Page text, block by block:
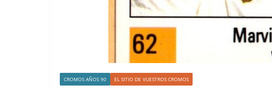
CROMOS AÑOS 90 EL SITIO DE VUESTROS CROMOS